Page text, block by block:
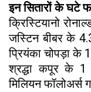
इन सितारों के घटे
क्रिस्टियानो
जस्टिन बीबर के
प्रियंका चोपड़ा के
श्रद्धा कपूर के
मिलियन फॉलोअर्स